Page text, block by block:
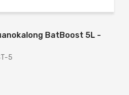
BatBoost 5L -
5